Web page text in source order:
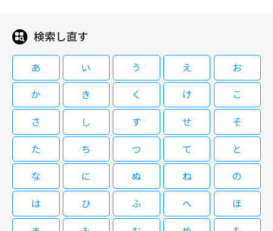
地元のラッパー佐藤の家で、ある違法薬物を手に入れたのを機に、薬物を作
るための植物を育てる同好会、“オール・グリーンズ”を級友の真子や美流紅
らと結成。町から出るにはその植物を栽培して一攫千金を狙うしかないと意
気込んだ秀美だが……。
09/06(日)14:10～16:40
綾瀬はるかが主演したハードボイルドアクション。長浦京が第19回大藪春
彦賞に輝いた小説を映画化。大正時代末期、かつて“リリー”と呼ばれるスパ
イだった女性は激闘へ。 関東大震災の翌年の1924年、東京・墨田区。ある
カフェーで女将をしている百合は、かつて任務のためには殺人もいとわない
非情のスパイ、“リボルバー・リリー”として活躍した。そんな百合はある一
家が殺された事件で自身の旧知の男性が疑われていると知り、男性の家があ
る秩父へ。その帰途の列車で男性の13歳の息子・慎太と出会い、軍人に襲
われた慎太を救うが、慎太は父親に託された陸軍資金に関する機密文書を持
っていた。
閉じる
検索し直す
あ い う え
お
か
き く け
こ
さ
し す せ
そ
た
ち つ て
と
な
に ぬ ね
の
は
ひ ふ へ
ほ